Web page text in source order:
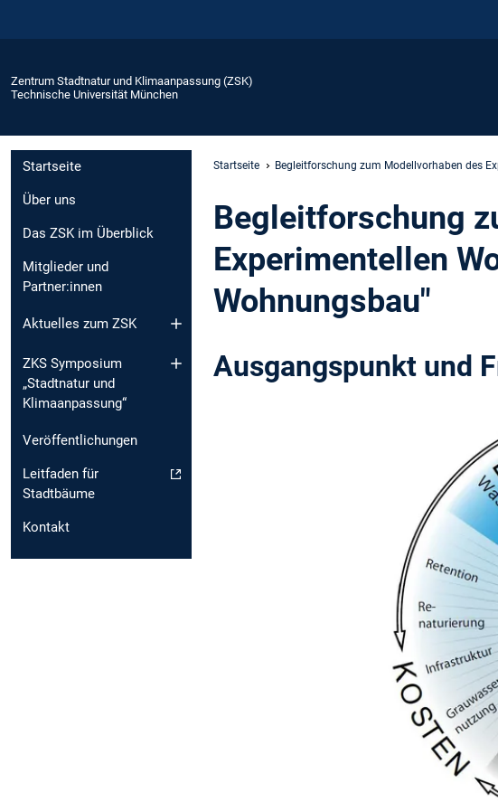
Zentrum Stadtnatur und Klimaanpassung (ZSK)
Technische Universität München
Startseite
Über uns
Das ZSK im Überblick
Mitglieder und
Partner:innen
Aktuelles zum ZSK
ZKS Symposium
„Stadtnatur und
Klimaanpassung“
Veröffentlichungen
Leitfaden für
Stadtbäume
Kontakt
Startseite Begleitforschung zum Modellvorhaben des
Begleitforschung
Experimentellen
Wohnungsbau"
Ausgangspunkt und